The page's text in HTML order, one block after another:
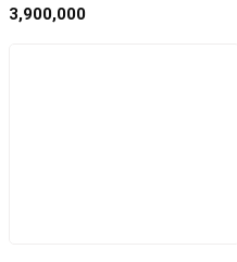
3,900,000